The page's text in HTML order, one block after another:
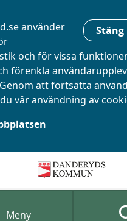
Stäng
använder
och för vissa
förenkla
att fortsätta
vår användning av
Meny